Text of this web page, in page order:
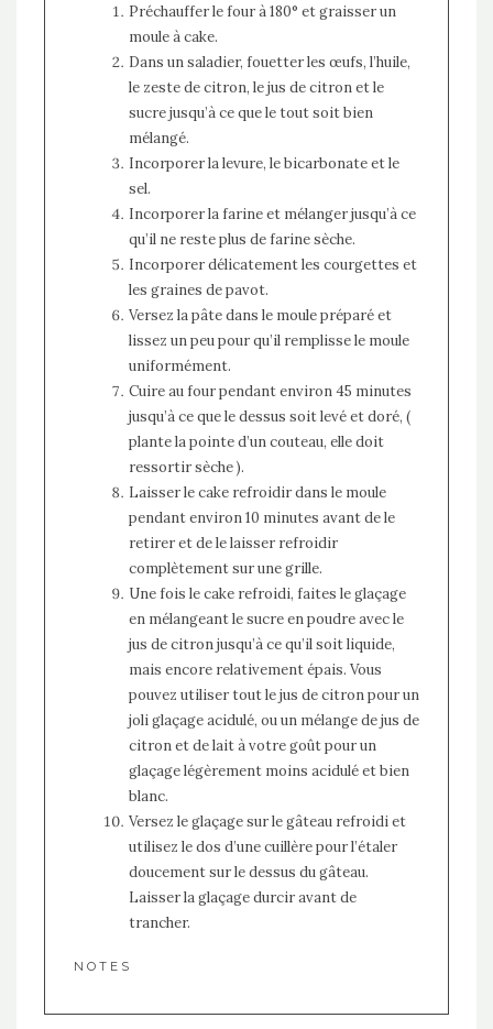
Préchauffer le four à 180° et graisser un
moule à cake.
Dans un saladier, fouetter les œufs, l’huile,
le zeste de citron, le jus de citron et le
sucre jusqu’à ce que le tout soit bien
mélangé.
Incorporer la levure, le bicarbonate et le
sel.
Incorporer la farine et mélanger jusqu’à ce
qu’il ne reste plus de farine sèche.
Incorporer délicatement les courgettes et
les graines de pavot.
Versez la pâte dans le moule préparé et
lissez un peu pour qu’il remplisse le moule
uniformément.
Cuire au four pendant environ 45 minutes
jusqu’à ce que le dessus soit levé et doré, (
plante la pointe d’un couteau, elle doit
ressortir sèche ).
Laisser le cake refroidir dans le moule
pendant environ 10 minutes avant de le
retirer et de le laisser refroidir
complètement sur une grille.
Une fois le cake refroidi, faites le glaçage
en mélangeant le sucre en poudre avec le
jus de citron jusqu’à ce qu’il soit liquide,
mais encore relativement épais. Vous
pouvez utiliser tout le jus de citron pour un
joli glaçage acidulé, ou un mélange de jus de
citron et de lait à votre goût pour un
glaçage légèrement moins acidulé et bien
blanc.
Versez le glaçage sur le gâteau refroidi et
utilisez le dos d’une cuillère pour l’étaler
doucement sur le dessus du gâteau.
Laisser la glaçage durcir avant de
trancher.
NOTES